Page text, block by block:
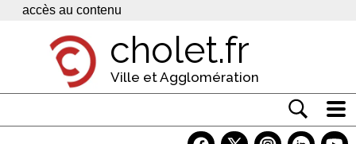
Panneau de gestion des cookies
accès au contenu
cholet.fr
Ville et Agglomération